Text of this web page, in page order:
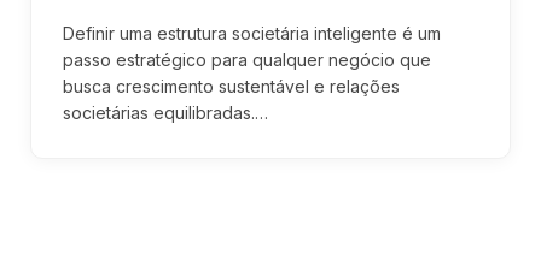
Definir uma estrutura societária inteligente é um
passo estratégico para qualquer negócio que
busca crescimento sustentável e relações
societárias equilibradas.…